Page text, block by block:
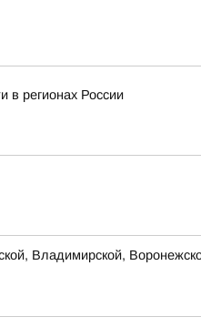
в регионах России
Владимирской,